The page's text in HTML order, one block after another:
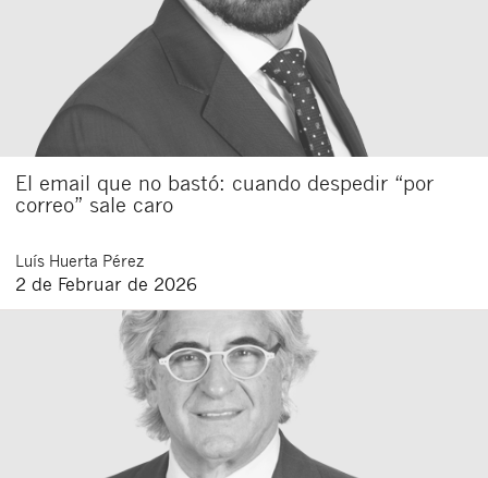
El email que no bastó: cuando despedir “por
correo” sale caro
Luís Huerta Pérez
2 de Februar de 2026